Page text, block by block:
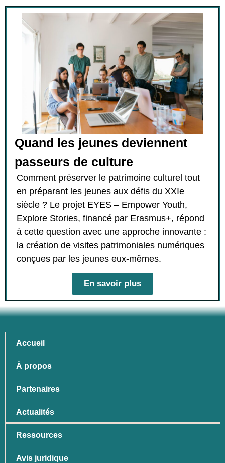
Quand les jeunes deviennent
passeurs de culture
Comment préserver le patrimoine culturel tout
en préparant les jeunes aux défis du XXIe
siècle ? Le projet EYES – Empower Youth,
Explore Stories, financé par Erasmus+, répond
à cette question avec une approche innovante :
la création de visites patrimoniales numériques
conçues par les jeunes eux-mêmes.
En savoir plus
Accueil
À propos
Partenaires
Actualités
Ressources
Avis juridique